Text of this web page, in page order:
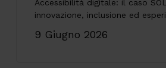
Accessibilità digitale: il caso
innovazione, inclusione ed
9 Giugno 2026